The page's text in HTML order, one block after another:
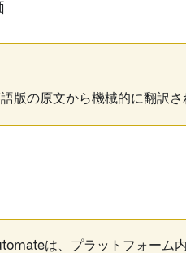
版の原文から機械的に翻訳さ
は、プラットフォーム